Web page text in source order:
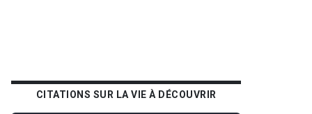
CITATIONS SUR LA VIE À DÉCOUVRIR